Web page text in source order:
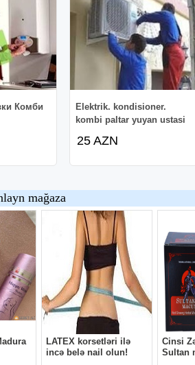
Комби
Elektrik. kondisioner.
kombi paltar yuyan ustasi
25 AZN